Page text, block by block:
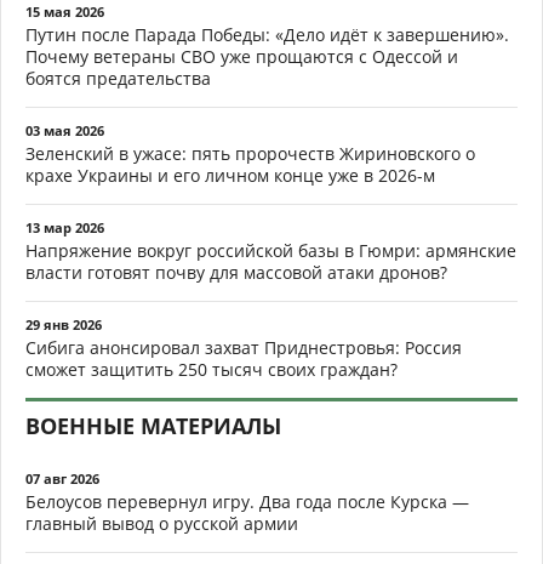
15 мая 2026
Путин после Парада Победы: «Дело идёт к завершению».
Почему ветераны СВО уже прощаются с Одессой и
боятся предательства
03 мая 2026
Зеленский в ужасе: пять пророчеств Жириновского о
крахе Украины и его личном конце уже в 2026-м
13 мар 2026
Напряжение вокруг российской базы в Гюмри: армянские
власти готовят почву для массовой атаки дронов?
29 янв 2026
Сибига анонсировал захват Приднестровья: Россия
сможет защитить 250 тысяч своих граждан?
ВОЕННЫЕ МАТЕРИАЛЫ
07 авг 2026
Белоусов перевернул игру. Два года после Курска —
главный вывод о русской армии